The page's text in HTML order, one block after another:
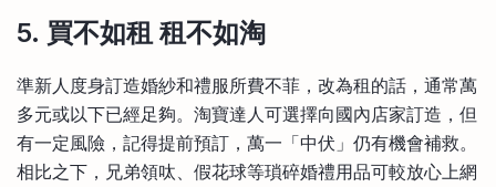
5. 買不如租 租不如淘
準新人度身訂造婚紗和禮服所費不菲，改為租的話，通常萬
多元或以下已經足夠。淘寶達人可選擇向國內店家訂造，但
有一定風險，記得提前預訂，萬一「中伏」仍有機會補救。
相比之下，兄弟領呔、假花球等瑣碎婚禮用品可較放心上網